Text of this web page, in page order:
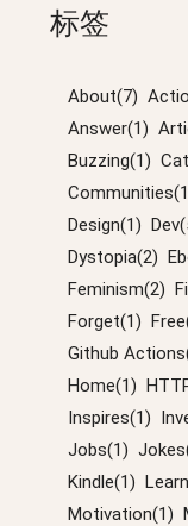
标签
About(7)
Answer(1)
Buzzing(1)
Design(1)
Dystopia(2)
Feminism(2)
Forget(1)
Github
Home(1)
Inspires(1)
Jobs(1)
Kindle(1)
Motivation(1)